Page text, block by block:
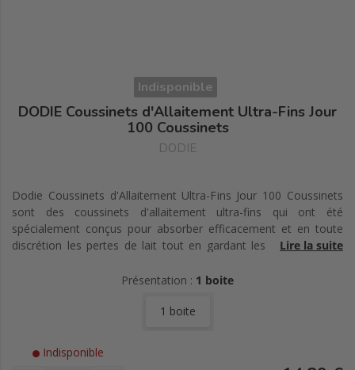
Indisponible
DODIE Coussinets d'Allaitement Ultra-Fins Jour
100 Coussinets
DODIE
Dodie Coussinets d'Allaitement Ultra-Fins Jour 100 Coussinets
sont des coussinets d'allaitement ultra-fins qui ont été
spécialement conçus pour absorber efficacement et en toute
discrétion les pertes de lait tout en gardant les mamelons au
gardent à l'intérieur du coussinet. Développés pour minimiser le
limiter les risques de macération.
Le coussinet :
Lire la suite
Présentation : 1 boite
1 boite
Indisponible